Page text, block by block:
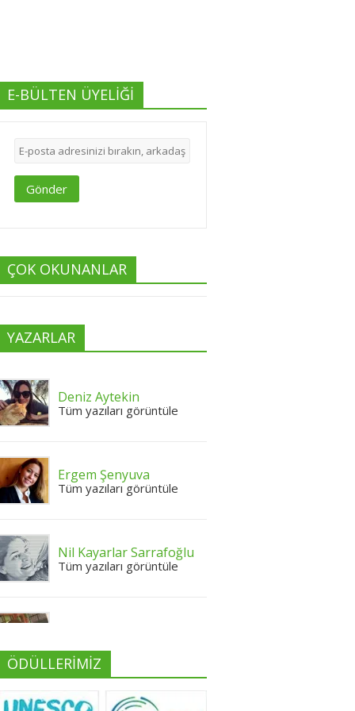
E-BÜLTEN ÜYELİĞİ
Gönder
ÇOK OKUNANLAR
YAZARLAR
Deniz Aytekin
Tüm yazıları görüntüle
Ergem Şenyuva
Tüm yazıları görüntüle
Nil Kayarlar Sarrafoğlu
Tüm yazıları görüntüle
Neslihan Edeş
ÖDÜLLERİMİZ